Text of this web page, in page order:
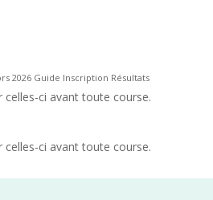
2026 Guide Inscription Résultats
ci avant toute course.
ci avant toute course.